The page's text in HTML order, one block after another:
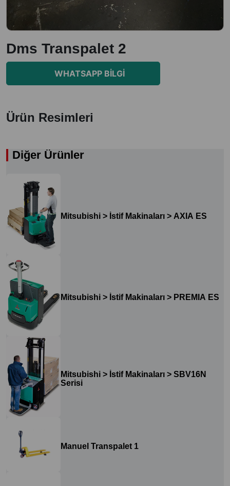
Dms Transpalet 2
WHATSAPP BILGI
Ürün Resimleri
Diğer Ürünler
Mitsubishi > İstif Makinaları > AXIA ES
Mitsubishi > İstif Makinaları > PREMIA ES
Mitsubishi > İstif Makinaları > SBV16N
Serisi
Manuel Transpalet 1